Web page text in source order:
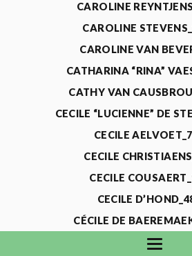
CAROLINE
CAROLINE
CAROLINE VAN
CATHARINA “RINA”
CATHY VAN
CECILE “LUCIENNE” DE
CECILE
CECILE
CECILE
CECILE
CÉCILE DE
CECILE DE